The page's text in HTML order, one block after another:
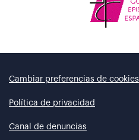
Cambiar preferencias de cookies
Política de privacidad
Canal de denuncias